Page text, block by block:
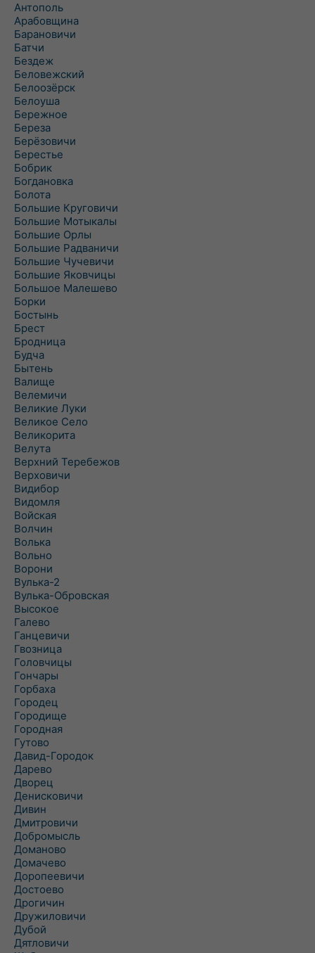
Антополь
Арабовщина
Барановичи
Батчи
Бездеж
Беловежский
Белоозёрск
Белоуша
Бережное
Береза
Берёзовичи
Берестье
Бобрик
Богдановка
Болота
Большие Круговичи
Большие Мотыкалы
Большие Орлы
Большие Радваничи
Большие Чучевичи
Большие Яковчицы
Большое Малешево
Борки
Бостынь
Брест
Бродница
Будча
Бытень
Валище
Велемичи
Великие Луки
Великое Село
Великорита
Велута
Верхний Теребежов
Верховичи
Видибор
Видомля
Войская
Волчин
Волька
Вольно
Ворони
Вулька-2
Вулька-Обровская
Высокое
Галево
Ганцевичи
Гвозница
Головчицы
Гончары
Горбаха
Городец
Городище
Городная
Гутово
Давид-Городок
Дарево
Дворец
Денисковичи
Дивин
Дмитровичи
Добромысль
Доманово
Домачево
Доропеевичи
Достоево
Дрогичин
Дружиловичи
Дубой
Дятловичи